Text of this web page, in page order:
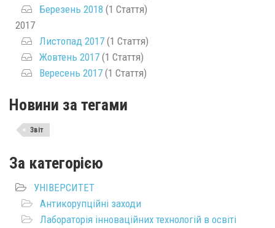
Березень 2018 (1 Стаття)
2017
Листопад 2017 (1 Стаття)
Жовтень 2017 (1 Стаття)
Вересень 2017 (1 Стаття)
Новини за тегами
Звіт
За категорією
УНІВЕРСИТЕТ
Антикорупційні заходи
Лабораторія інноваційних технологій в освіті